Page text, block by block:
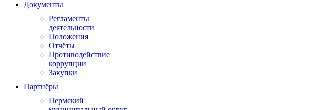
Документы
Регламенты
деятельности
Положения
Отчёты
Противодействие
коррупции
Закупки
Партнёры
Пермский